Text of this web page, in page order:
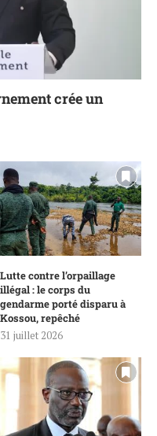
crée un
Lutte contre l’orpaillage
illégal : le corps du
gendarme porté disparu à
Kossou, repêché
31 juillet 2026